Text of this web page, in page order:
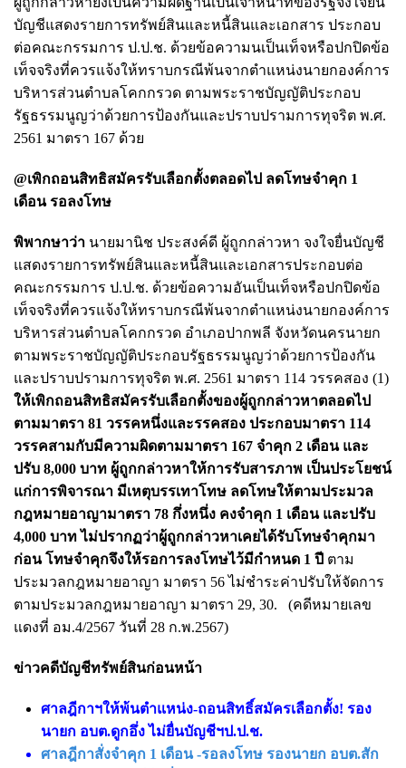
บัญชีแสดงรายการทรัพย์สินและหนี้สินและเอกสาร ประกอบ
ต่อคณะกรรมการ ป.ป.ช. ด้วยข้อความนเป็นเท็จหรือปกปิดข้อ
เท็จจริงที่ควรแจ้งให้ทราบกรณีพ้นจากตำแหน่งนายกองค์การ
บริหารส่วนตำบลโคกกรวด ตามพระราชบัญญัติประกอบ
รัฐธรรมนูญว่าด้วยการป้องกันและปราบปรามการทุจริต พ.ศ.
2561 มาตรา 167 ด้วย
@เพิกถอนสิทธิสมัครรับเลือกตั้งตลอดไป ลดโทษจำคุก 1
เดือน รอลงโทษ
พิพากษาว่า นายมานิช ประสงค์ดี ผู้ถูกกล่าวหา จงใจยื่นบัญชี
แสดงรายการทรัพย์สินและหนี้สินและเอกสารประกอบต่อ
คณะกรรมการ ป.ป.ช. ด้วยข้อความอันเป็นเท็จหรือปกปิดข้อ
เท็จจริงที่ควรแจ้งให้ทราบกรณีพ้นจากตำแหน่งนายกองค์การ
บริหารส่วนตำบลโคกกรวด อำเภอปากพลี จังหวัดนครนายก
ตามพระราชบัญญัติประกอบรัฐธรรมนูญว่าด้วยการป้องกัน
และปราบปรามการทุจริต พ.ศ. 2561 มาตรา 114 วรรคสอง (1)
ให้เพิกถอนสิทธิสมัครรับเลือกตั้งของผู้ถูกกล่าวหาตลอดไป
ตามมาตรา 81 วรรคหนึ่งและรรคสอง ประกอบมาตรา 114
วรรคสามกับมีความผิดตามมาตรา 167 จำคุก 2 เดือน และ
ปรับ 8,000 บาท ผู้ถูกกล่าวหาให้การรับสารภาพ เป็นประโยชน์
แก่การพิจารณา มีเหตุบรรเทาโทษ ลดโทษให้ตามประมวล
กฎหมายอาญามาตรา 78 กึ่งหนึ่ง คงจำคุก 1 เดือน และปรับ
4,000 บาท ไม่ปรากฏว่าผู้ถูกกล่าวหาเคยได้รับโทษจำคุกมา
ก่อน โทษจำคุกจึงให้รอการลงโทษไว้มีกำหนด 1 ปี ตาม
ประมวลกฎหมายอาญา มาตรา 56 ไม่ชำระค่าปรับให้จัดการ
ตามประมวลกฎหมายอาญา มาตรา 29, 30. (คดีหมายเลข
แดงที่ อม.4/2567 วันที่ 28 ก.พ.2567)
ข่าวคดีบัญชีทรัพย์สินก่อนหน้า
ศาลฎีกาฯให้พ้นตำแหน่ง-ถอนสิทธิ์สมัครเลือกตั้ง! รอง
นายก อบต.ดูกอึ่ง ไม่ยื่นบัญชีฯป.ป.ช.
ศาลฎีกาสั่งจำคุก 1 เดือน -รอลงโทษ รองนายก อบต.สัก